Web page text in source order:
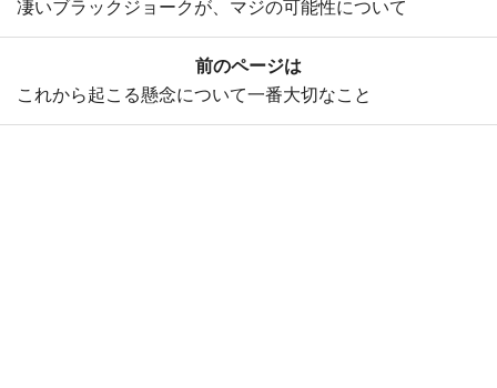
前のページは
これから起こる懸念について一番大切なこと
凄いブラックジョークが、マジの可能性について